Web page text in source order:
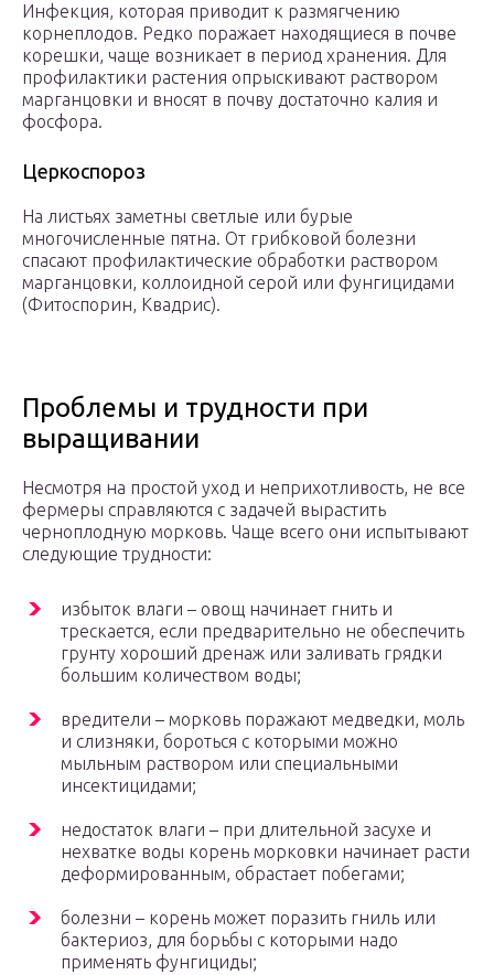
Инфекция, которая приводит к размягчению
корнеплодов. Редко поражает находящиеся в почве
корешки, чаще возникает в период хранения. Для
профилактики растения опрыскивают раствором
марганцовки и вносят в почву достаточно калия и
фосфора.
Церкоспороз
На листьях заметны светлые или бурые
многочисленные пятна. От грибковой болезни
спасают профилактические обработки раствором
марганцовки, коллоидной серой или фунгицидами
(Фитоспорин, Квадрис).
Проблемы и трудности при
выращивании
Несмотря на простой уход и неприхотливость, не все
фермеры справляются с задачей вырастить
черноплодную морковь. Чаще всего они испытывают
следующие трудности:
избыток влаги – овощ начинает гнить и
трескается, если предварительно не обеспечить
грунту хороший дренаж или заливать грядки
большим количеством воды;
вредители – морковь поражают медведки, моль
и слизняки, бороться с которыми можно
мыльным раствором или специальными
инсектицидами;
недостаток влаги – при длительной засухе и
нехватке воды корень морковки начинает расти
деформированным, обрастает побегами;
болезни – корень может поразить гниль или
бактериоз, для борьбы с которыми надо
применять фунгициды;